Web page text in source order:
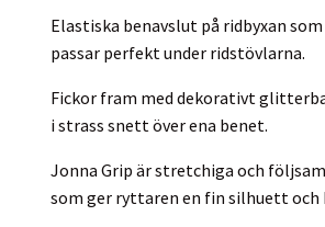
Elastiska benavslut på ridbyxan
passar perfekt under ridstövlarna.
Fickor fram med dekorativt
i strass snett över ena benet.
Jonna Grip är stretchiga och
som ger ryttaren en fin silhuett och